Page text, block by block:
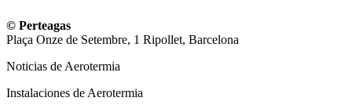
© Perteagas
Plaça Onze de Setembre, 1 Ripollet, Barcelona
Noticias de Aerotermia
Instalaciones de Aerotermia